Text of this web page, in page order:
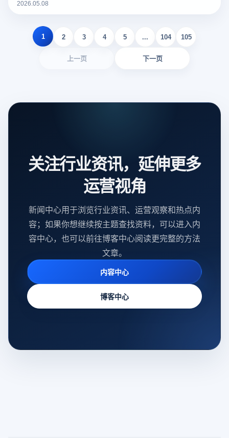
护策略，助您在跨境电商与社交矩阵运营中实现安全、高效的
2026.05.08
上一页
1 2 3 4 5 ... 104 105
下一页
关注行业资讯，延伸更多
运营视角
新闻中心用于浏览行业资讯、运营观察和热点内
容；如果你想继续按主题查找资料，可以进入内
容中心，也可以前往博客中心阅读更完整的方法
文章。
内容中心
博客中心